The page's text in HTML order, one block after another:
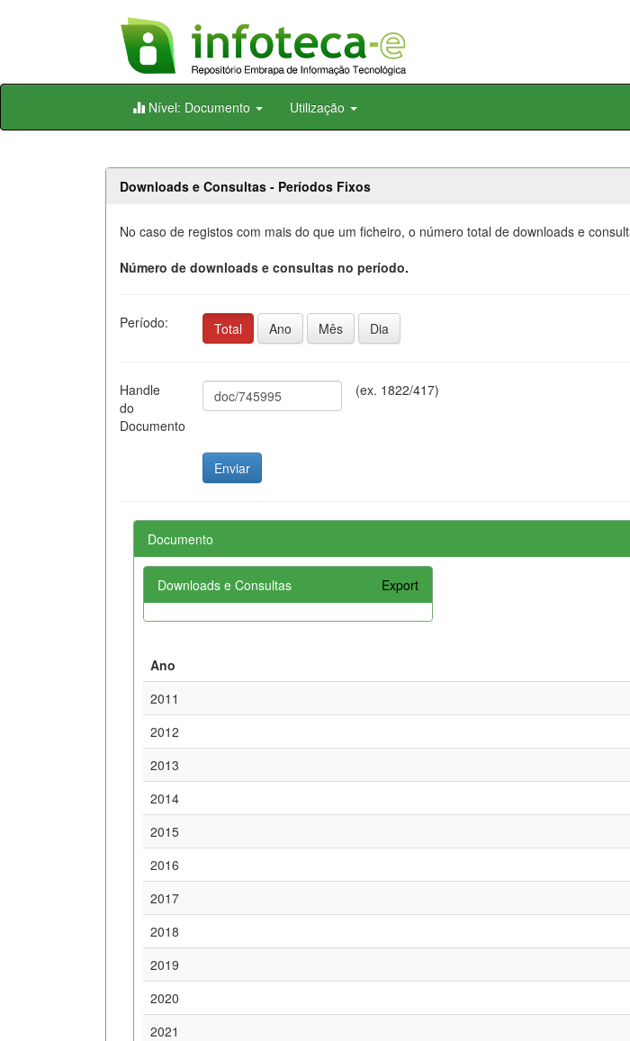
Skip
Nível: Documento Utilização
Downloads e Consultas - Períodos Fixos
No caso de registos com mais do que um ficheiro, o número total de downloads e
Número de downloads e consultas no período.
Período: Total Ano Mês Dia
Handle
do
Documento
(ex. 1822/417)
Documento
Downloads e Consultas Export
Ano
2011
2012
2013
2014
2015
2016
2017
2018
2019
2020
2021